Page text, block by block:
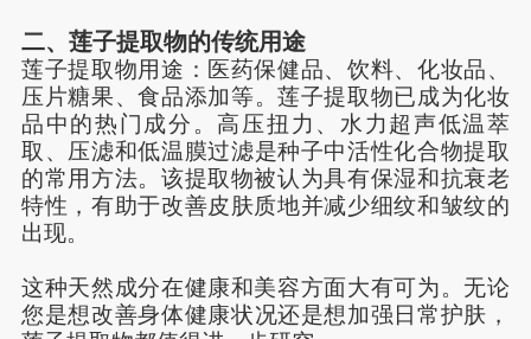
二、 莲子提取物的传统用途
莲子提取物用途：医药保健品、饮料、化妆品、
压片糖果、食品添加等。莲子提取物已成为化妆
品中的热门成分。高压扭力 、水力超声低温萃
取 、压滤和低温膜过滤是种子中活性化合物提取
的常用方法。该提取物被认为具有保湿和抗衰老
特性，有助于改善皮肤质地并减少细纹和皱纹的
出现。
这种天然成分在健康和美容方面大有可为。无论
您是想改善身体健康状况还是想加强日常护肤，